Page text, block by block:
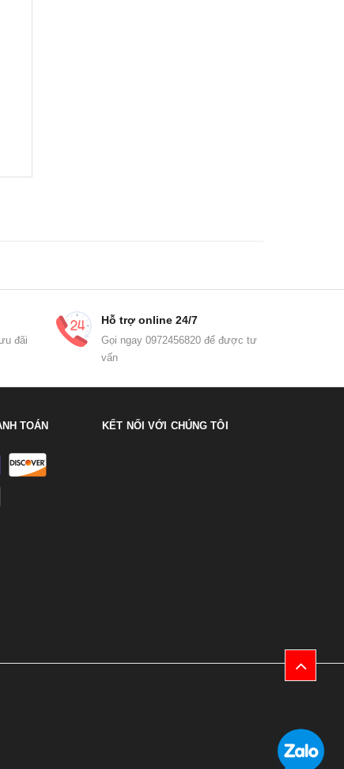
đãi
Hỗ trợ online 24/7
Gọi ngay 0972456820 để được tư
vấn
TOÁN KẾT NỐI VỚI CHÚNG TÔI